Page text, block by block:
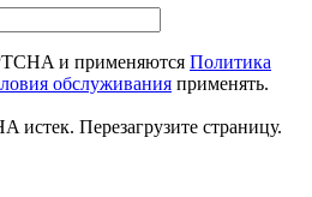
и применяются Политика
обслуживания применять.
истек. Перезагрузите страницу.